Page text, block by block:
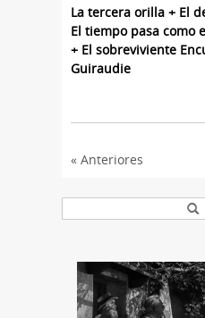
La tercera orilla + El
El tiempo pasa como
+ El sobreviviente
Guiraudie
« Anteriores